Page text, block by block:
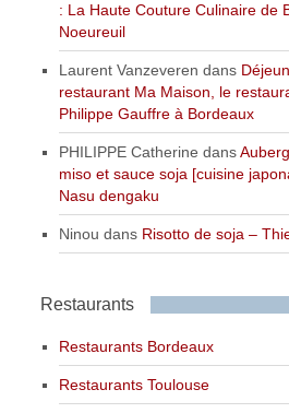
: La Haute Couture Culinaire de
Noeureuil
Laurent Vanzeveren dans
restaurant Ma Maison, le
Philippe Gauffre à Bordeaux
PHILIPPE Catherine dans
miso et sauce soja [cuisine
Nasu dengaku
Ninou dans Risotto de soja –
Restaurants
Restaurants Bordeaux
Restaurants Toulouse